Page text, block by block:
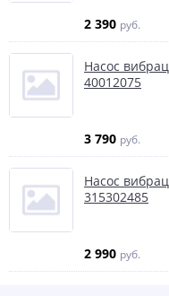
2 390 руб.
Насос
40012075
3 790 руб.
Насос
315302485
2 990 руб.